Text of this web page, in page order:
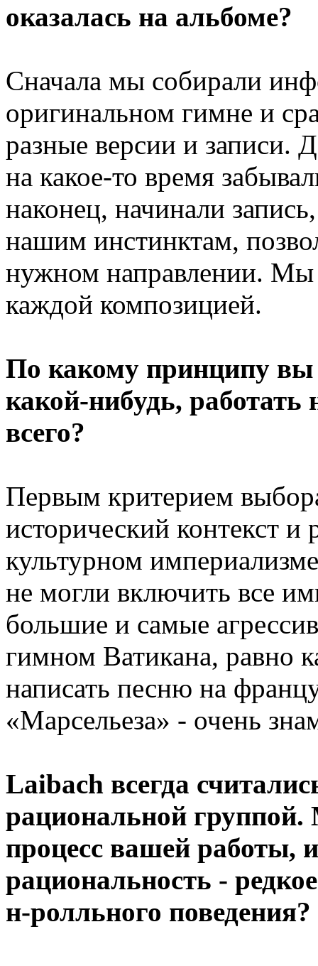
оказалась на альбоме?
Сначала мы собирали
оригинальном гимне и
разные версии и записи.
на какое-то время
наконец, начинали
нашим инстинктам,
нужном направлении. Мы
каждой композицией.
По какому принципу
какой-нибудь,
всего?
Первым критерием
исторический контекст и
культурном
не могли включить все
большие и самые
гимном Ватикана, равно
написать песню на
«Марсельеза» - очень
Laibach всегда
рациональной
процесс вашей работы,
рациональность -
н-ролльного поведения?